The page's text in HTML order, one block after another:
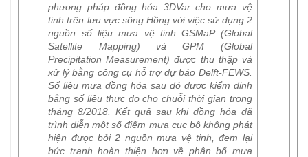
phương pháp đồng hóa 3DVar cho mưa vệ
tinh trên lưu vực sông Hồng với việc sử dụng 2
nguồn số liệu mưa vệ tinh GSMaP (Global
Satellite Mapping) và GPM (Global
Precipitation Measurement) được thu thập và
xử lý bằng công cụ hỗ trợ dự báo Delft-FEWS.
Số liệu mưa đồng hóa sau đó được kiểm định
bằng số liệu thực đo cho chuỗi thời gian trong
tháng 8/2018. Kết quả sau khi đồng hóa đã
trình diễn một số điểm mưa cục bộ không phát
hiện được bởi 2 nguồn mưa vệ tinh, đem lại
bức tranh hoàn thiện hơn về phân bố mưa